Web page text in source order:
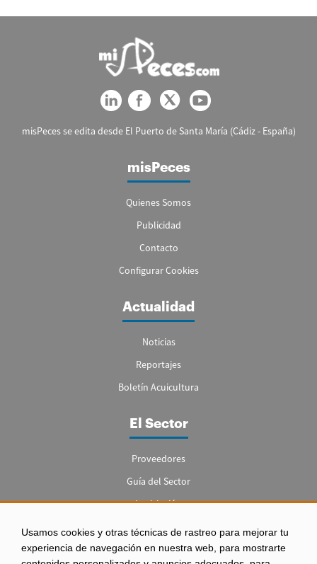
Usamos cookies y otras técnicas de rastreo para mejorar tu
experiencia de navegación en nuestra web, para mostrarte
misPeces se edita desde El Puerto de Santa María (Cádiz - España)
misPeces
Quienes Somos
Publicidad
Contacto
Configurar Cookies
Actualidad
Noticias
Reportajes
Boletín Acuicultura
El Sector
Proveedores
Guía del Sector
Legislación
Empleo